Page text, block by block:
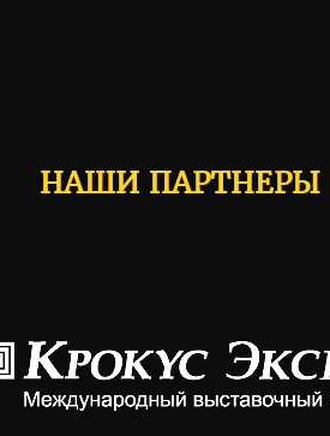
НАШИ ПАРТНЕРЫ